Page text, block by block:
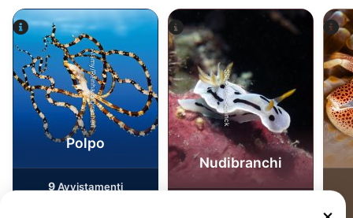
Alamy/Reinhard Dirscherl
Polpo
9Avvistamenti
SSI-Peter-Schinck
Nudibranchi